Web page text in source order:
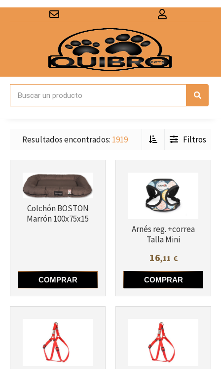
Resultados encontrados: 1919 Filtros
Colchón BOSTON
Marrón 100x75x15
COMPRAR
Arnés reg. +correa
Talla Mini
16,11 €
COMPRAR
Más info Más info
Más info Más info